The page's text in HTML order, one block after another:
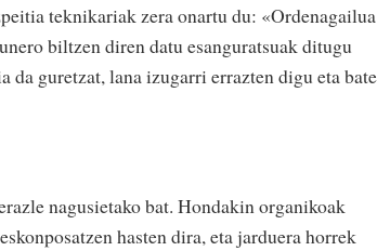
teknikariak zera onartu du: «Ordenagailua
biltzen diren datu esanguratsuak ditugu
guretzat, lana izugarri errazten digu eta
nagusietako bat. Hondakin organikoak
hasten dira, eta jarduera horrek